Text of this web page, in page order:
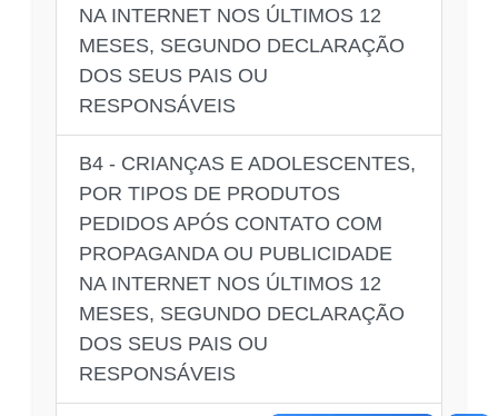
NA INTERNET NOS ÚLTIMOS 12
MESES, SEGUNDO DECLARAÇÃO
DOS SEUS PAIS OU
RESPONSÁVEIS
B4 - CRIANÇAS E ADOLESCENTES,
POR TIPOS DE PRODUTOS
PEDIDOS APÓS CONTATO COM
PROPAGANDA OU PUBLICIDADE
NA INTERNET NOS ÚLTIMOS 12
MESES, SEGUNDO DECLARAÇÃO
DOS SEUS PAIS OU
RESPONSÁVEIS